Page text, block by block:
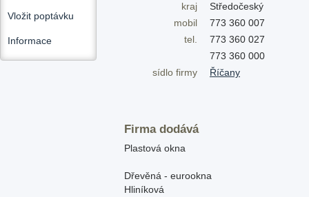
Vložit poptávku
Informace
kraj
Středočeský
mobil
773 360 007
tel.
773 360 027
773 360 000
sídlo firmy
Říčany
Firma dodává
Plastová okna
Dřevěná - eurookna
Hliníková